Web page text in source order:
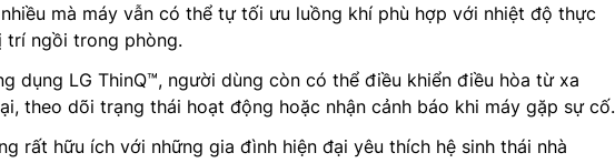
mà máy vẫn có thể tự tối ưu luồng khí phù hợp với nhiệt độ thực
trí ngồi trong phòng.
dụng LG ThinQ™, người dùng còn có thể điều khiển điều hòa từ xa
theo dõi trạng thái hoạt động hoặc nhận cảnh báo khi máy gặp sự cố.
rất hữu ích với những gia đình hiện đại yêu thích hệ sinh thái nhà